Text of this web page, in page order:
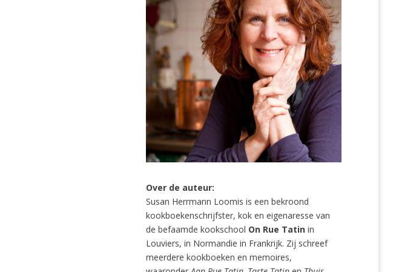
Over de auteur:
Susan Herrmann Loomis is een bekroond
kookboekenschrijfster, kok en eigenaresse van
de befaamde kookschool On Rue Tatin in
Louviers, in Normandie in Frankrijk. Zij schreef
meerdere kookboeken en memoires,